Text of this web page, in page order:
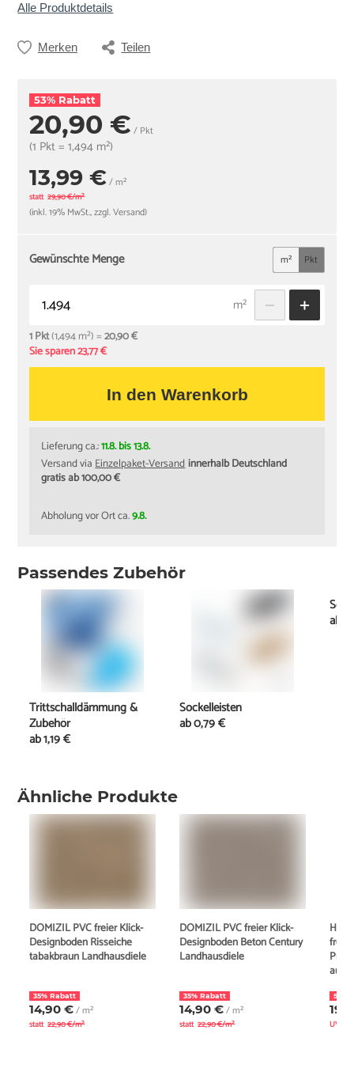
Alle Produktdetails
Merken Teilen
53% Rabatt
20,90 € / Pkt
(1 Pkt = 1,494 m²)
13,99 €/ m²
statt 29,90 €/m²
(inkl. 19% MwSt., zzgl. Versand)
Gewünschte Menge m² Pkt
m²
1 Pkt(1,494 m²) =20,90 €
Sie sparen 23,77 €
In den Warenkorb
Lieferung ca.:11.8. bis 13.8.
Versand viaEinzelpaket-Versandinnerhalb Deutschland
gratis ab 100,00 €
Abholung vor Ort ca.9.8.
Ähnliche Produkte
DOMIZIL PVC freier Klick-
Designboden Risseiche
tabakbraun Landhausdiele
35% Rabatt
14,90 €/ m²
statt 22,90 €/m²
DOMIZIL PVC freier Klick-
Designboden Beton Century
Landhausdiele
35% Rabatt
14,90 €/ m²
statt 22,90 €/m²
58%
UVP
Passendes Zubehör
Trittschalldämmung &
Zubehör
ab1,19 €
Sockelleisten
ab0,79 €
ab